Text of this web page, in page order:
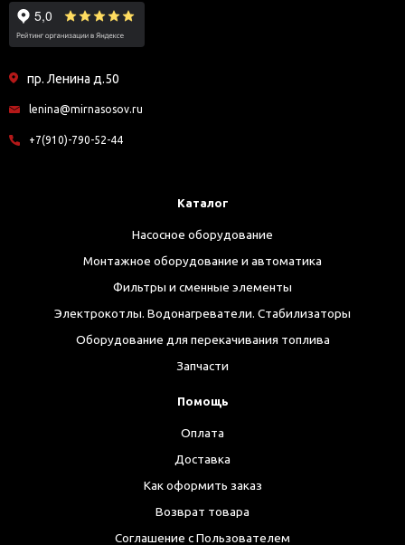
пр. Ленина д.50
lenina@mirnasosov.ru
+7(910)-790-52-44
Каталог
Насосное оборудование
Монтажное оборудование и автоматика
Фильтры и сменные элементы
Электрокотлы. Водонагреватели. Стабилизаторы
Оборудование для перекачивания топлива
Запчасти
Помощь
Оплата
Доставка
Как оформить заказ
Возврат товара
Соглашение с Пользователем